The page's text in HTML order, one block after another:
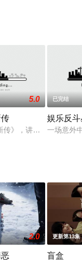
信息可移步至豆
天涯出生知识分子
5.0
传》，讲述了同一个
已完结
娱乐反
一场意外
2.0 更新第13集
盲盒